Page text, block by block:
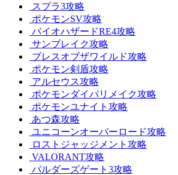
スプラ3攻略
ポケモンSV攻略
バイオハザードRE4攻略
サンブレイク攻略
ブレスオブザワイルド攻略
ポケモン剣盾攻略
アルセウス攻略
ポケモンダイパリメイク攻略
ポケモンユナイト攻略
あつ森攻略
ユニコーンオーバーロード攻略
ロストジャッジメント攻略
VALORANT攻略
バルダーズゲート3攻略